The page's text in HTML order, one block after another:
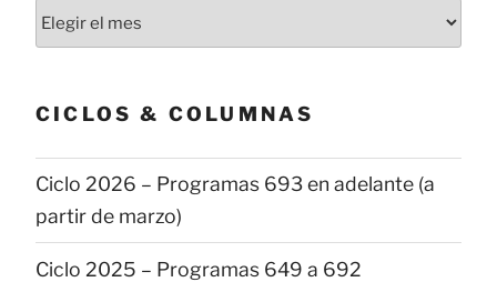
Todas
las
CICLOS & COLUMNAS
Ciclo 2026 – Programas 693 en adelante (a
partir de marzo)
Ciclo 2025 – Programas 649 a 692